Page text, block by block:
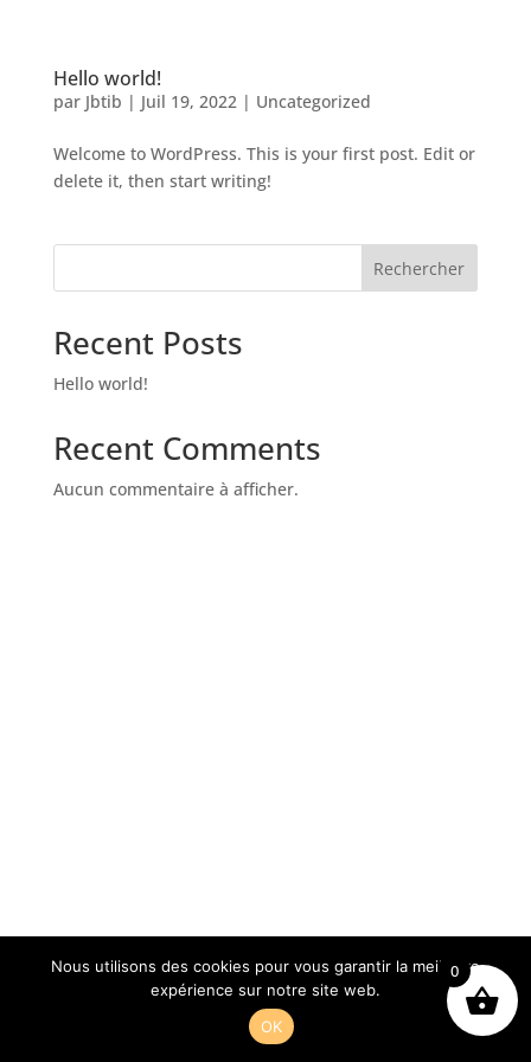
Hello world!
par Jbtib | Juil 19, 2022| Uncategorized
Welcome to WordPress. This is your first post. Edit or
delete it, then start writing!
Rechercher
Recent Posts
Hello world!
Recent Comments
Aucun commentaire à afficher.
0
Nous utilisons des cookies pour vous garantir la meilleure
expérience sur notre site web.
OK